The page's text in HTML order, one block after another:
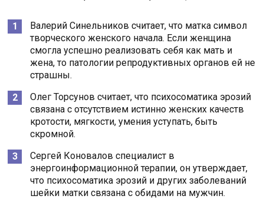
Валерий Синельников считает, что матка символ
творческого женского начала. Если женщина
смогла успешно реализовать себя как мать и
жена, то патологии репродуктивных органов ей не
страшны.
Олег Торсунов считает, что психосоматика эрозий
связана с отсутствием истинно женских качеств
кротости, мягкости, умения уступать, быть
скромной.
Сергей Коновалов специалист в
энергоинформационной терапии, он утверждает,
что психосоматика эрозий и других заболеваний
шейки матки связана с обидами на мужчин.